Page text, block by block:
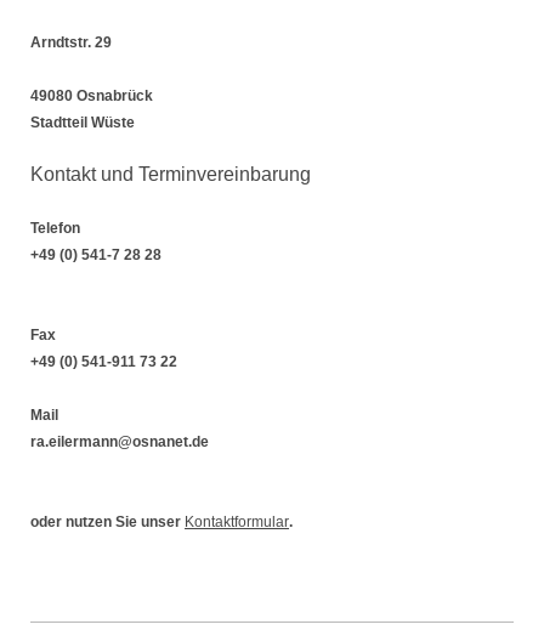
Arndtstr. 29
49080 Osnabrück
Stadtteil Wüste
Kontakt und Terminvereinbarung
Telefon
+49 (0) 541-7 28 28
Fax
+49 (0) 541-911 73 22
Mail
ra.eilermann@osnanet.de
oder nutzen Sie unser Kontaktformular.